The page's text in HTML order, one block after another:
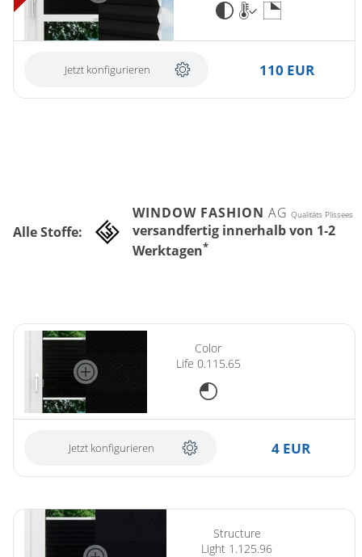
Jetzt konfigurieren 110 EUR
Alle Stoffe:
WINDOW FASHION AG Qualitäts Plissees
versandfertig innerhalb von 1-2
Werktagen*
Color
Life 0.115.65
Jetzt konfigurieren 4 EUR
Structure
Light 1.125.96